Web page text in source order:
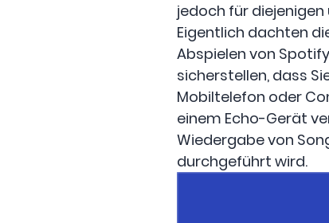
jedoch für
Eigentlich dachten
Abspielen von
sicherstellen, dass
Mobiltelefon oder
einem Echo-Gerät
Wiedergabe von
durchgeführt wird.